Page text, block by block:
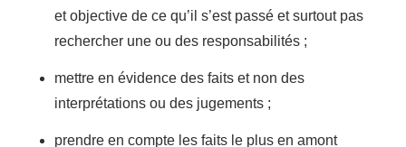
et objective de ce qu’il s’est passé et surtout pas
rechercher une ou des responsabilités ;
mettre en évidence des faits et non des
interprétations ou des jugements ;
prendre en compte les faits le plus en amont